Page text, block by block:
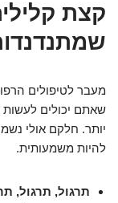
קצת
מעבר לטיפולים
שאתם יכולים
יותר. חלקם אולי
להיות משמעותית.
תרגול, תרגול,